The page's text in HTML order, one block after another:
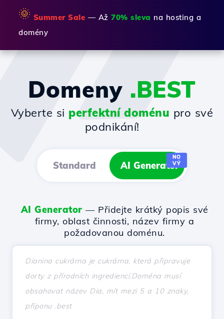
🌞 Summer Sale — Až 70% sleva na hosting a
domény
Domeny .BEST
Vyberte si perfektní doménu pro své
podnikání!
Standard AI Generator
NO
VÝ
AI Generator — Přidejte krátký popis své
firmy, oblast činnosti, název firmy a
požadovanou doménu.